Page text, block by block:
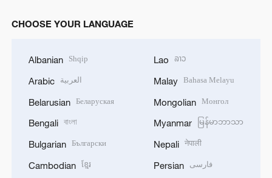
CHOOSE YOUR LANGUAGE
Albanian Shqip
Arabic العربية
Belarusian Беларуская
Bengali বাংলা
Bulgarian Български
Cambodian ខ្មែរ
Lao ລາວ
Malay Bahasa Melayu
Mongolian Монгол
Myanmar မြန်မာဘာသာ
Nepali नेपाली
Persian فارسی